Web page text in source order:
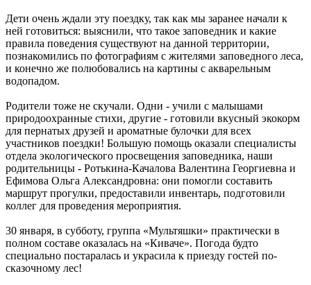
Дети очень ждали эту поездку, так как мы заранее начали к
ней готовиться: выяснили, что такое заповедник и какие
правила поведения существуют на данной территории,
познакомились по фотографиям с жителями заповедного леса,
и конечно же полюбовались на картины с акварельным
водопадом.
Родители тоже не скучали. Одни - учили с малышами
природоохранные стихи, другие - готовили вкусный экокорм
для пернатых друзей и ароматные булочки для всех
участников поездки! Большую помощь оказали специалисты
отдела экологического просвещения заповедника, наши
родительницы - Ротькина-Качалова Валентина Георгиевна и
Ефимова Ольга Александровна: они помогли составить
маршрут прогулки, предоставили инвентарь, подготовили
коллег для проведения мероприятия.
30 января, в субботу, группа «Мультяшки» практически в
полном составе оказалась на «Киваче». Погода будто
специально постаралась и украсила к приезду гостей по-
сказочному лес!